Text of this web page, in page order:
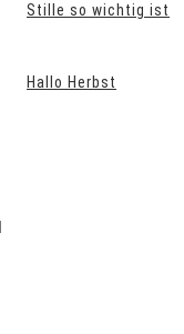
Stille so wichtig ist
Hallo Herbst